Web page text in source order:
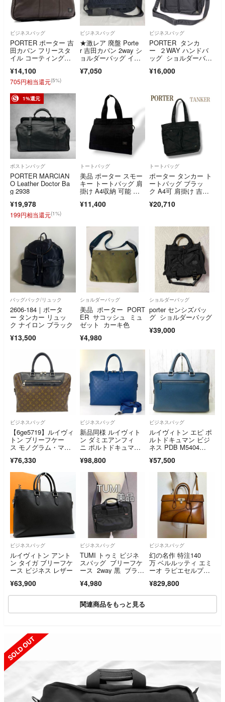
ビジネスバッグ
PORTER ポーター 吉
田カバン フリースタ
イル コーティングキ
ッグ ブリーフケー
ス A4 PC可 茶
¥14,100
705円相当還元(5%)
ビジネスバッグ
★激レア 廃盤 Porte
r 吉田カバン 2way シ
ョルダーバッグ イン
¥7,050
ビジネスバッグ
PORTER タンカ
ー ２WAY ハンドバ
ッグ ショルダーバッ
¥16,000
1%還元
ボストンバッグ
PORTER MARCIAN
O Leather Doctor Ba
g 2938
¥19,978
199円相当還元(1%)
トートバッグ
美品 ポーター スモー
キー トートバッグ 肩
掛け A4収納 可能 ブ
¥11,400
トートバッグ
ポーター タンカー ト
ートバッグ ブラッ
ク A4可 肩掛け 吉田
¥20,710
バッグパック/リュック
2606-184｜ポータ
ー タンカー リュッ
ク ナイロン ブラック
¥13,500
ショルダーバッグ
美品 ポーター PORT
ER サコッシュ ミュ
ゼット カーキ色
¥4,980
ショルダーバッグ
porter センシズバッ
グ ショルダーバッグ
¥39,000
ビジネスバッグ
【6ge5719】ルイヴィ
トン ブリーフケー
ス モノグラム・マカ
ンジュールNM M5401
9 ブラウン ブラック
【中古】メンズ
¥76,330
ビジネスバッグ
新品同様 ルイヴィト
ン ダミエアンフィ
ニ ポルトドキュマ
1328 2WAY メンズ ネ
プテューヌ PDJ
¥98,800
ビジネスバッグ
ルイヴィトン エピ ポ
ルトドキュマン ビジ
ネス PDB M5404
¥57,500
ビジネスバッグ
ルイヴィトン アント
ン タイガ ブリーフケ
ース ビジネス レザー
¥63,900
ビジネスバッグ
TUMI トゥミ ビジネ
スバッグ ブリーフケ
ース 2way 黒 ブラッ
¥4,980
ビジネスバッグ
幻の名作 特注140
万 ベルルッティ エミ
ーオ ラピエセルプリ
¥829,800
関連商品をもっと見る